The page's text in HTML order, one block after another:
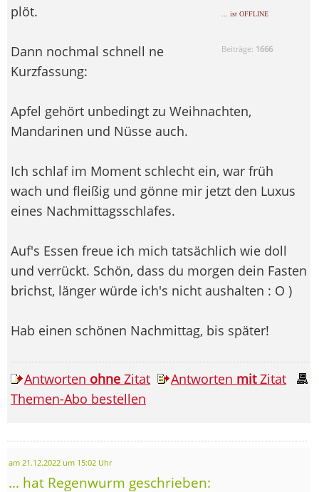
... ist OFFLINE
Beiträge: 1666
plöt.
Dann nochmal schnell ne
Kurzfassung:
Apfel gehört unbedingt zu Weihnachten,
Mandarinen und Nüsse auch.
Ich schlaf im Moment schlecht ein, war früh
wach und fleißig und gönne mir jetzt den Luxus
eines Nachmittagsschlafes.
Auf's Essen freue ich mich tatsächlich wie doll
und verrückt. Schön, dass du morgen dein Fasten
brichst, länger würde ich's nicht aushalten : O )
Hab einen schönen Nachmittag, bis später!
Antworten ohne Zitat Antworten mitZitat
Themen-Abo bestellen
am 21.12.2022 um 15:02 Uhr
... hat Regenwurm geschrieben: